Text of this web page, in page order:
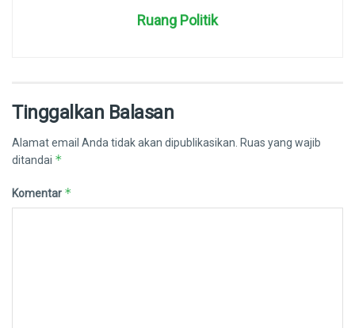
Ruang Politik
Tinggalkan Balasan
Alamat email Anda tidak akan dipublikasikan. Ruas yang wajib
ditandai *
Komentar *